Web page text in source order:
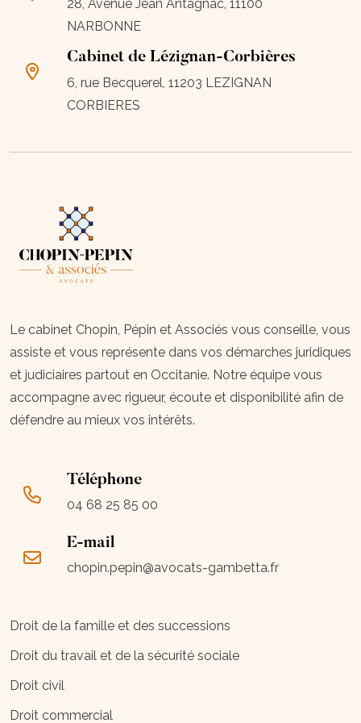
28, Avenue Jean Antagnac, 11100
NARBONNE
Cabinet de Lézignan-Corbières
6, rue Becquerel, 11203 LEZIGNAN
CORBIERES
Le cabinet Chopin, Pépin et Associés vous conseille, vous
assiste et vous représente dans vos démarches juridiques
et judiciaires partout en Occitanie. Notre équipe vous
accompagne avec rigueur, écoute et disponibilité afin de
défendre au mieux vos intérêts.
Droit de la famille et des successions
Droit du travail et de la sécurité sociale
Droit civil
Droit commercial
Téléphone
04 68 25 85 00
E-mail
chopin.pepin@avocats-gambetta.fr